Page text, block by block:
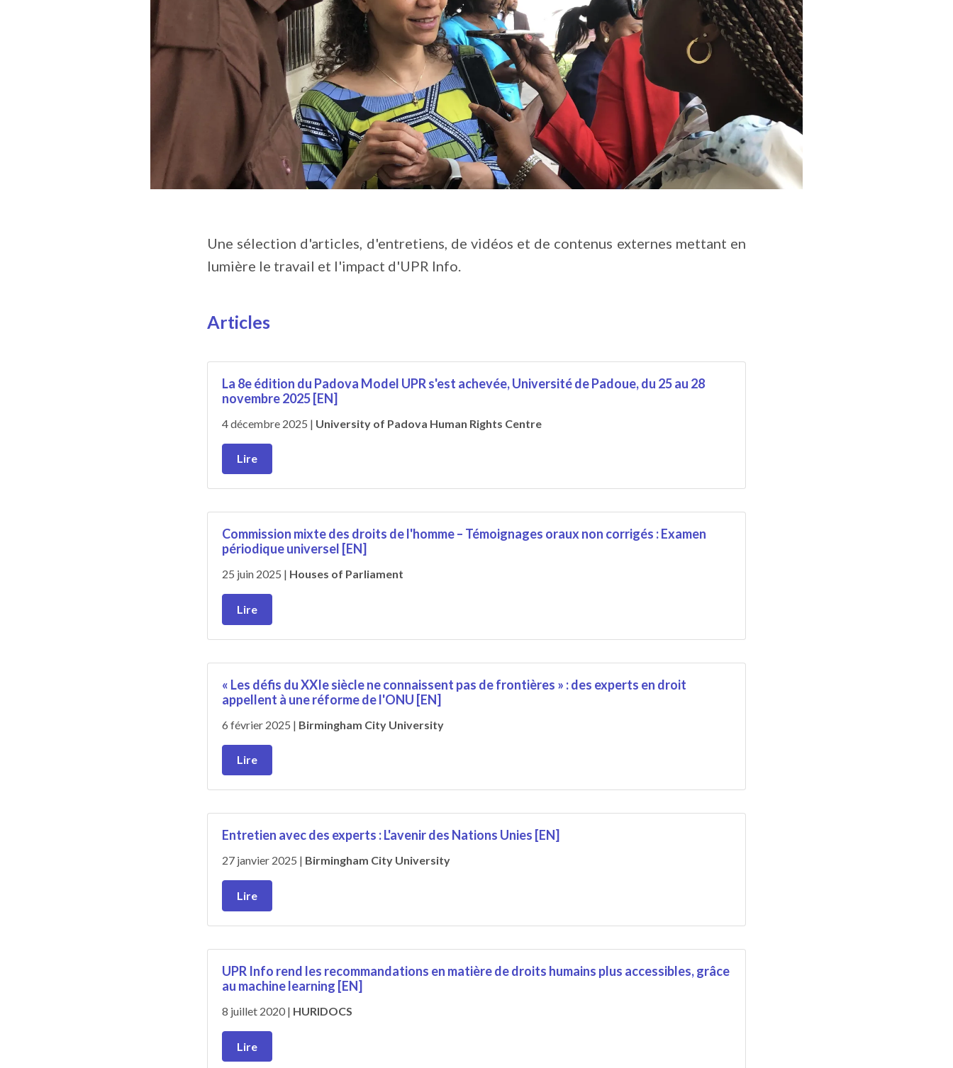
Une sélection d'articles, d'entretiens, de vidéos et de contenus externes mettant en
lumière le travail et l'impact d'UPR Info.
Articles
La 8e édition du Padova Model UPR s'est achevée, Université de Padoue, du 25 au 28
novembre 2025 [EN]
4 décembre 2025 | University of Padova Human Rights Centre
Lire
Commission mixte des droits de l'homme – Témoignages oraux non corrigés : Examen
périodique universel [EN]
25 juin 2025 | Houses of Parliament
Lire
« Les défis du XXIe siècle ne connaissent pas de frontières » : des experts en droit
appellent à une réforme de l'ONU [EN]
6 février 2025 | Birmingham City University
Lire
Entretien avec des experts : L'avenir des Nations Unies [EN]
27 janvier 2025 | Birmingham City University
Lire
UPR Info rend les recommandations en matière de droits humains plus accessibles, grâce
au machine learning [EN]
8 juillet 2020 | HURIDOCS
Lire